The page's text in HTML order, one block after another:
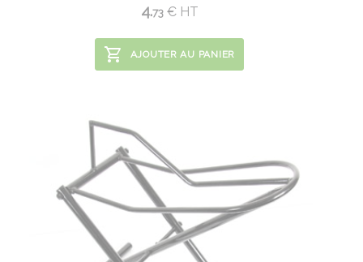
4.73 €HT
AJOUTER AU PANIER